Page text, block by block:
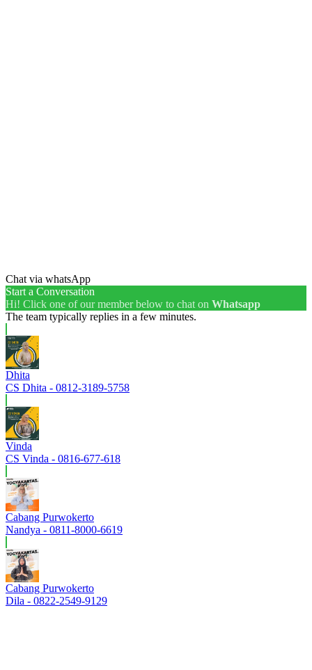
Chat via whatsApp
Start a Conversation
Hi! Click one of our member below to chat on Whatsapp
The team typically replies in a few minutes.
Dhita
CS Dhita - 0812-3189-5758
Vinda
CS Vinda - 0816-677-618
Cabang Purwokerto
Nandya - 0811-8000-6619
Cabang Purwokerto
Dila - 0822-2549-9129